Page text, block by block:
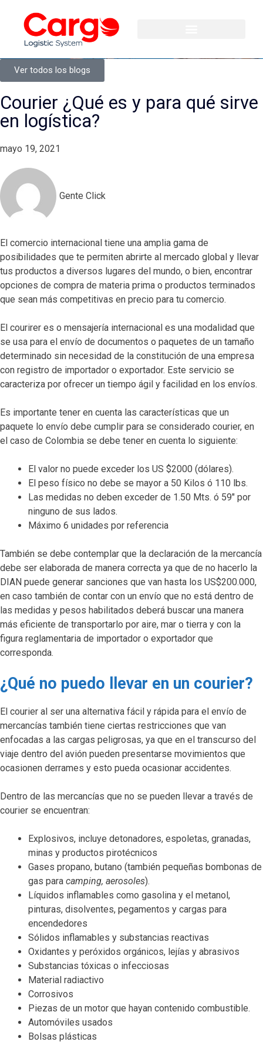
Ver todos los blogs
Courier ¿Qué es y para qué sirve
en logística?
mayo 19, 2021
Gente Click
El comercio internacional tiene una amplia gama de
posibilidades que te permiten abrirte al mercado global y llevar
tus productos a diversos lugares del mundo, o bien, encontrar
opciones de compra de materia prima o productos terminados
que sean más competitivas en precio para tu comercio.
El courirer es o mensajería internacional es una modalidad que
se usa para el envío de documentos o paquetes de un tamaño
determinado sin necesidad de la constitución de una empresa
con registro de importador o exportador. Este servicio se
caracteriza por ofrecer un tiempo ágil y facilidad en los envíos.
Es importante tener en cuenta las características que un
paquete lo envío debe cumplir para se considerado courier, en
el caso de Colombia se debe tener en cuenta lo siguiente:
El valor no puede exceder los US $2000 (dólares).
El peso físico no debe se mayor a 50 Kilos ó 110 lbs.
Las medidas no deben exceder de 1.50 Mts. ó 59″ por
ninguno de sus lados.
Máximo 6 unidades por referencia
También se debe contemplar que la declaración de la mercancía
debe ser elaborada de manera correcta ya que de no hacerlo la
DIAN puede generar sanciones que van hasta los US$200.000,
en caso también de contar con un envío que no está dentro de
las medidas y pesos habilitados deberá buscar una manera
más eficiente de transportarlo por aire, mar o tierra y con la
figura reglamentaria de importador o exportador que
corresponda.
¿Qué no puedo llevar en un courier?
El courier al ser una alternativa fácil y rápida para el envío de
mercancías también tiene ciertas restricciones que van
enfocadas a las cargas peligrosas, ya que en el transcurso del
viaje dentro del avión pueden presentarse movimientos que
ocasionen derrames y esto pueda ocasionar accidentes.
Dentro de las mercancías que no se pueden llevar a través de
courier se encuentran:
Explosivos, incluye detonadores, espoletas, granadas,
minas y productos pirotécnicos
Gases propano, butano (también pequeñas bombonas de
gas para camping, aerosoles).
Líquidos inflamables como gasolina y el metanol,
pinturas, disolventes, pegamentos y cargas para
encendedores
Sólidos inflamables y substancias reactivas
Oxidantes y peróxidos orgánicos, lejías y abrasivos
Substancias tóxicas o infecciosas
Material radiactivo
Corrosivos
Piezas de un motor que hayan contenido combustible.
Automóviles usados
Bolsas plásticas